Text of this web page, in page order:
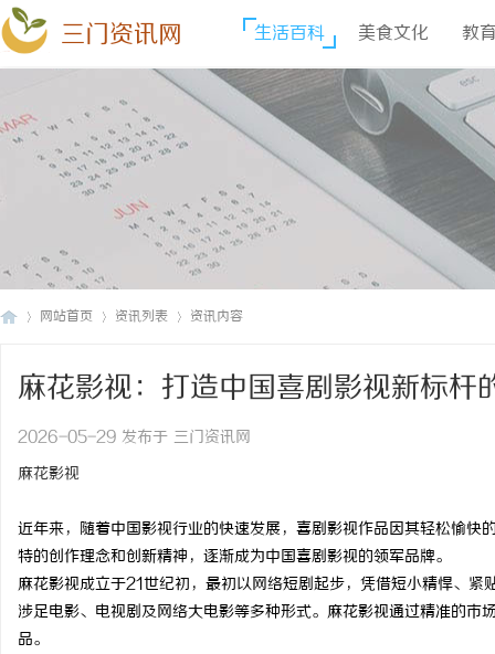
三门资讯网 生活百科 美食文化 教
网站首页 资讯列表 资讯内容
麻花影视：打造中国喜剧影视新标杆
2026-05-29 发布于 三门资讯网
麻花影视
近年来，随着中国影视行业的快速发展，喜剧影视作品因其轻松愉
特的创作理念和创新精神，逐渐成为中国喜剧影视的领军品牌。
麻花影视成立于21世纪初，最初以网络短剧起步，凭借短小精悍、
涉足电影、电视剧及网络大电影等多种形式。麻花影视通过精准的
品。